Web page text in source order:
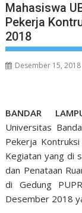
Mahasiswa
Pekerja
2018
Desember 15, 2018
BANDAR
Universitas
Pekerja
Kegiatan yang di
dan Penataan
di Gedung
Desember 2018